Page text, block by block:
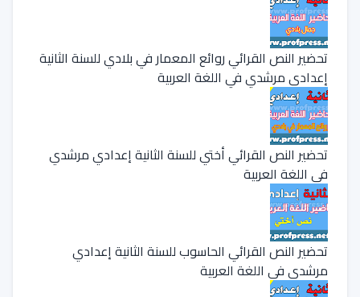
تحضير النص القرائي روائع المعمار في بلادي للسنة الثانية
إعدادي مرشدي في اللغة العربية
تحضير النص القرائي أختي للسنة الثانية إعدادي مرشدي
في اللغة العربية
تحضير النص القرائي الحاسوب للسنة الثانية إعدادي
مرشدي في اللغة العربية